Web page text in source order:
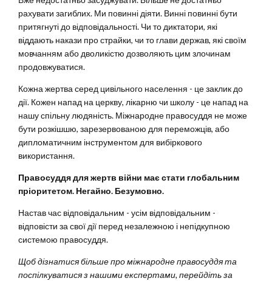
рахувати загиблих. Ми повинні діяти. Винні повинні бути
притягнуті до відповідальності. Чи то диктатори, які
віддають накази про страйки, чи то глави держав, які своїм
мовчанням або дволикістю дозволяють цим злочинам
продовжуватися.
Кожна жертва серед цивільного населення - це заклик до
дії. Кожен напад на церкву, лікарню чи школу - це напад на
нашу спільну людяність. Міжнародне правосуддя не може
бути розкішшю, зарезервованою для переможців, або
дипломатичним інструментом для вибіркового
використання.
Правосуддя для жертв війни має стати глобальним
пріоритетом. Негайно. Безумовно.
Настав час відповідальним - усім відповідальним -
відповісти за свої дії перед незалежною і непідкупною
системою правосуддя.
Щоб дізнатися більше про міжнародне правосуддя та
поспілкуватися з нашими експертами, перейдіть за